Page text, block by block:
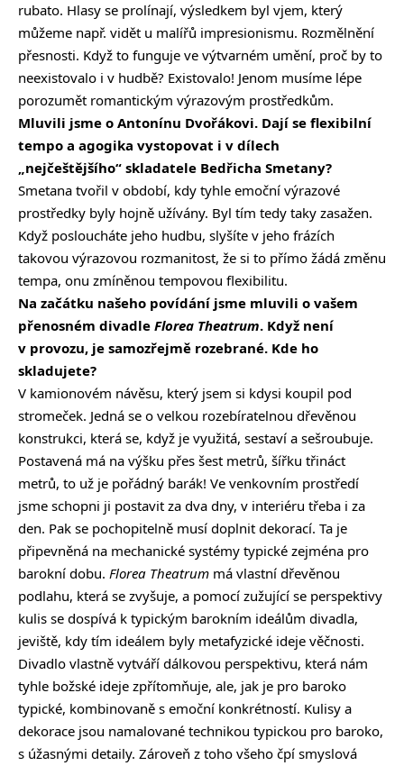
rubato. Hlasy se prolínají, výsledkem byl vjem, který
můžeme např. vidět u malířů impresionismu. Rozmělnění
přesnosti. Když to funguje ve výtvarném umění, proč by to
neexistovalo i v hudbě? Existovalo! Jenom musíme lépe
porozumět romantickým výrazovým prostředkům.
Mluvili jsme o Antonínu Dvořákovi. Dají se flexibilní
tempo a agogika vystopovat i v dílech
„nejčeštějšího“ skladatele Bedřicha Smetany?
Smetana tvořil v období, kdy tyhle emoční výrazové
prostředky byly hojně užívány. Byl tím tedy taky zasažen.
Když posloucháte jeho hudbu, slyšíte v jeho frázích
takovou výrazovou rozmanitost, že si to přímo žádá změnu
tempa, onu zmíněnou tempovou flexibilitu.
Na začátku našeho povídání jsme mluvili o vašem
přenosném divadle Florea Theatrum. Když není
v provozu, je samozřejmě rozebrané. Kde ho
skladujete?
V kamionovém návěsu, který jsem si kdysi koupil pod
stromeček. Jedná se o velkou rozebíratelnou dřevěnou
konstrukci, která se, když je využitá, sestaví a sešroubuje.
Postavená má na výšku přes šest metrů, šířku třináct
metrů, to už je pořádný barák! Ve venkovním prostředí
jsme schopni ji postavit za dva dny, v interiéru třeba i za
den. Pak se pochopitelně musí doplnit dekorací. Ta je
připevněná na mechanické systémy typické zejména pro
barokní dobu. Florea Theatrum má vlastní dřevěnou
podlahu, která se zvyšuje, a pomocí zužující se perspektivy
kulis se dospívá k typickým barokním ideálům divadla,
jeviště, kdy tím ideálem byly metafyzické ideje věčnosti.
Divadlo vlastně vytváří dálkovou perspektivu, která nám
tyhle božské ideje zpřítomňuje, ale, jak je pro baroko
typické, kombinovaně s emoční konkrétností. Kulisy a
dekorace jsou namalované technikou typickou pro baroko,
s úžasnými detaily. Zároveň z toho všeho čpí smyslová